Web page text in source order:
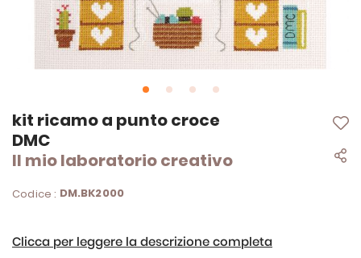
kit ricamo a punto croce
DMC
Il mio laboratorio creativo
Codice : DM.BK2000
Clicca per leggere la descrizione completa
Vai
all'inizio
della
galleria
immagini